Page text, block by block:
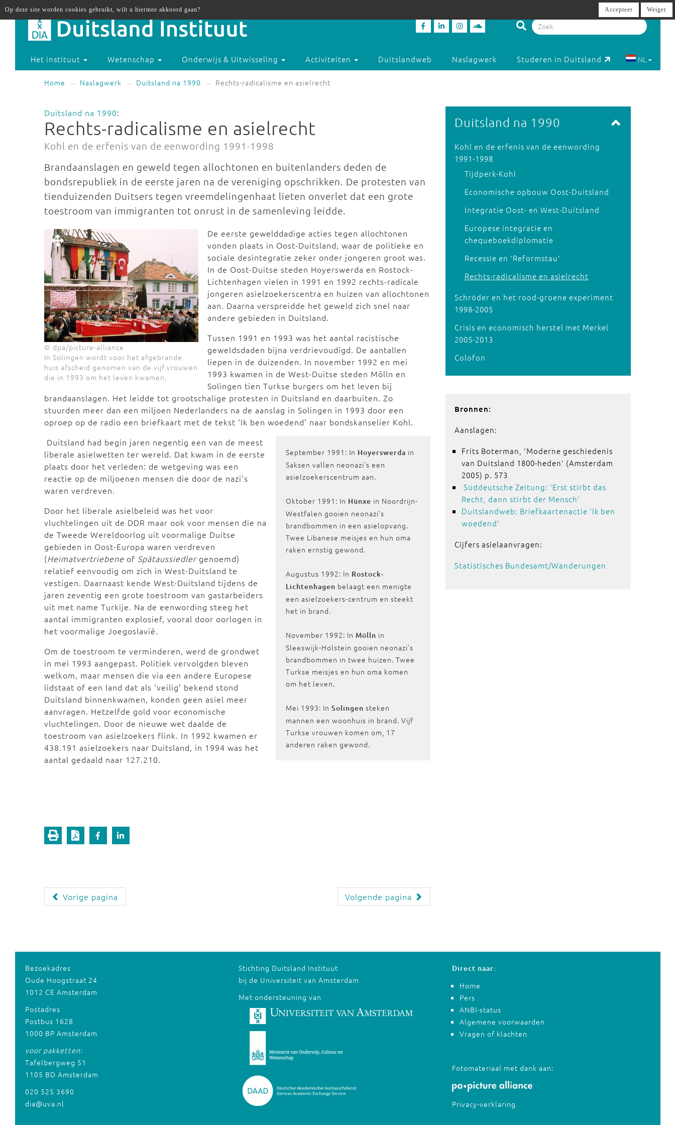
Het instituut Wetenschap Onderwijs & Uitwisseling Activiteiten Duitslandweb Naslagwerk Studeren in Duitsland NL
Home Naslagwerk Duitsland na 1990 Rechts-radicalisme en asielrecht
Duitsland na 1990:
Rechts-radicalisme en asielrecht
Kohl en de erfenis van de eenwording 1991-1998
Brandaanslagen en geweld tegen allochtonen en buitenlanders deden de
bondsrepubliek in de eerste jaren na de vereniging opschrikken. De protesten van
tienduizenden Duitsers tegen vreemdelingenhaat lieten onverlet dat een grote
toestroom van immigranten tot onrust in de samenleving leidde.
© dpa/picture-alliance
In Solingen wordt voor het afgebrande
huis afscheid genomen van de vijf vrouwen
die in 1993 om het leven kwamen.
De eerste gewelddadige acties tegen allochtonen
vonden plaats in Oost-Duitsland, waar de politieke en
sociale desintegratie zeker onder jongeren groot was.
In de Oost-Duitse steden Hoyerswerda en Rostock-
Lichtenhagen vielen in 1991 en 1992 rechts-radicale
jongeren asielzoekerscentra en huizen van allochtonen
aan. Daarna verspreidde het geweld zich snel naar
andere gebieden in Duitsland.
Tussen 1991 en 1993 was het aantal racistische
geweldsdaden bijna verdrievoudigd. De aantallen
liepen in de duizenden. In november 1992 en mei
1993 kwamen in de West-Duitse steden Mölln en
Solingen tien Turkse burgers om het leven bij
brandaanslagen. Het leidde tot grootschalige protesten in Duitsland en daarbuiten. Zo
stuurden meer dan een miljoen Nederlanders na de aanslag in Solingen in 1993 door een
oproep op de radio een briefkaart met de tekst ‘Ik ben woedend’ naar bondskanselier Kohl.
September 1991: In Hoyerswerda in
Saksen vallen neonazi's een
asielzoekerscentrum aan.
Oktober 1991: In Hünxe in Noordrijn-
Westfalen gooien neonazi's
brandbommen in een asielopvang.
Twee Libanese meisjes en hun oma
raken ernstig gewond.
Augustus 1992: In Rostock-
Lichtenhagen belaagt een menigte
een asielzoekers-centrum en steekt
het in brand.
November 1992: In Mölln in
Sleeswijk-Holstein gooien neonazi's
brandbommen in twee huizen. Twee
Turkse meisjes en hun oma komen
om het leven.
Mei 1993: InSolingen steken
mannen een woonhuis in brand. Vijf
Turkse vrouwen komen om, 17
anderen raken gewond.
Duitsland had begin jaren negentig een van de meest
liberale asielwetten ter wereld. Dat kwam in de eerste
plaats door het verleden: de wetgeving was een
reactie op de miljoenen mensen die door de nazi’s
waren verdreven.
Door het liberale asielbeleid was het voor
vluchtelingen uit de DDR maar ook voor mensen die na
de Tweede Wereldoorlog uit voormalige Duitse
gebieden in Oost-Europa waren verdreven
(Heimatvertriebene of Spätaussiedlergenoemd)
relatief eenvoudig om zich in West-Duitsland te
vestigen. Daarnaast kende West-Duitsland tijdens de
jaren zeventig een grote toestroom van gastarbeiders
uit met name Turkije. Na de eenwording steeg het
aantal immigranten explosief, vooral door oorlogen in
het voormalige Joegoslavië.
Om de toestroom te verminderen, werd de grondwet
in mei 1993 aangepast. Politiek vervolgden bleven
welkom, maar mensen die via een andere Europese
lidstaat of een land dat als ‘veilig’ bekend stond
Duitsland binnenkwamen, konden geen asiel meer
aanvragen. Hetzelfde gold voor economische
vluchtelingen. Door de nieuwe wet daalde de
toestroom van asielzoekers flink. In 1992 kwamen er
438.191 asielzoekers naar Duitsland, in 1994 was het
aantal gedaald naar 127.210.
Vorige pagina Volgende pagina
Duitsland na 1990
Kohl en de erfenis van de eenwording
1991-1998
Tijdperk-Kohl
Economische opbouw Oost-Duitsland
Integratie Oost- en West-Duitsland
Europese integratie en
chequeboekdiplomatie
Recessie en 'Reformstau'
Rechts-radicalisme en asielrecht
Schröder en het rood-groene experiment
1998-2005
Crisis en economisch herstel met Merkel
2005-2013
Colofon
Bronnen:
Aanslagen:
Frits Boterman, 'Moderne geschiedenis
van Duitsland 1800-heden' (Amsterdam
2005) p. 573
Süddeutsche Zeitung: 'Erst stirbt das
Recht, dann stirbt der Mensch'
Duitslandweb: Briefkaartenactie 'Ik ben
woedend'
Cijfers asielaanvragen:
Statistisches Bundesamt/Wanderungen
Bezoekadres
Oude Hoogstraat 24
1012 CE Amsterdam
Postadres
Postbus 1628
1000 BP Amsterdam
voor pakketten:
Tafelbergweg 51
1105 BD Amsterdam
020 525 3690
dia@uva.nl
Stichting Duitsland Instituut
bij de Universiteit van Amsterdam
Met ondersteuning van
Direct naar:
Home
Pers
ANBI-status
Algemene voorwaarden
Vragen of klachten
Fotomateriaal met dank aan:
Privacy-verklaring
Op deze site worden cookies gebruikt, wilt u hiermee akkoord gaan? Accepteer Weiger